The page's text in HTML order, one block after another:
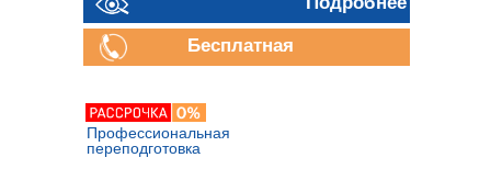
Бесплатная
Профессиональная
переподготовка